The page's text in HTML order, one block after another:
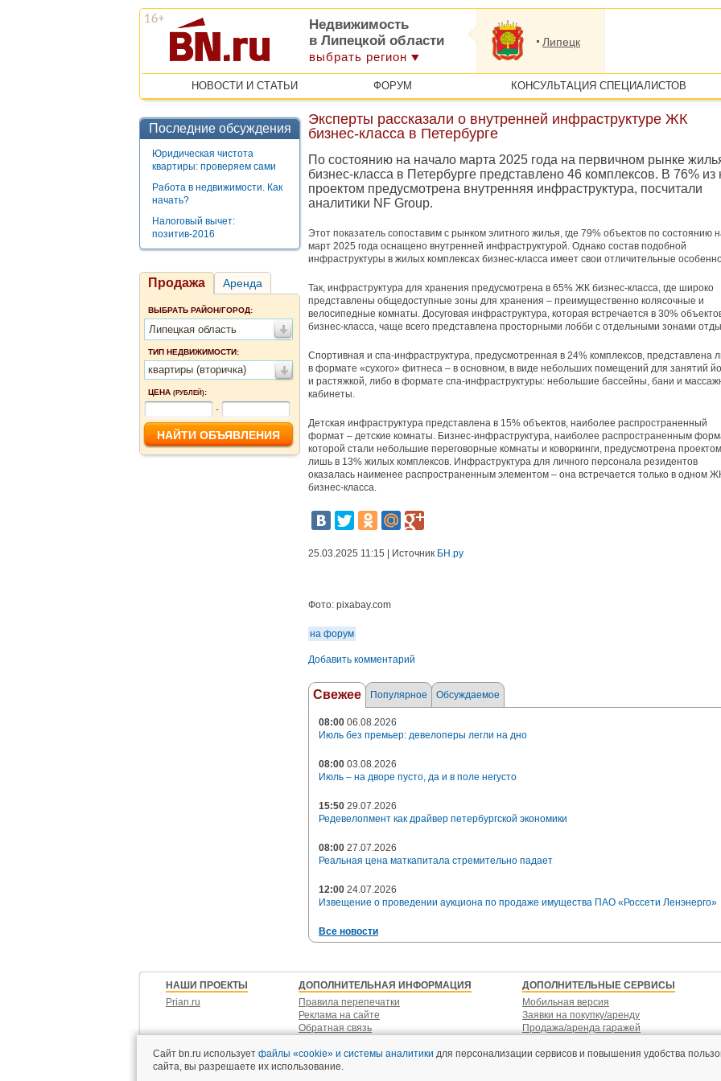
Недвижимость
в Липецкой области
выбрать регион
Липецк
НОВОСТИ И СТАТЬИ ФОРУМ КОНСУЛЬТАЦИЯ СПЕЦИАЛИСТОВ
Последние обсуждения
Юридическая чистота
квартиры: проверяем сами
Работа в недвижимости. Как
начать?
Налоговый вычет:
позитив-2016
Продажа Аренда
ВЫБРАТЬ РАЙОН/ГОРОД:
Липецкая область
ТИП НЕДВИЖИМОСТИ:
квартиры (вторичка)
ЦЕНА (РУБЛЕЙ):
-
Эксперты рассказали о внутренней инфраструктуре ЖК
бизнес-класса в Петербурге
По состоянию на начало марта 2025 года на первичном рынке
бизнес-класса в Петербурге представлено 46 комплексов. В 76% из
проектом предусмотрена внутренняя инфраструктура, посчитали
аналитики NF Group.
Этот показатель сопоставим с рынком элитного жилья, где 79% объектов по состоянию
март 2025 года оснащено внутренней инфраструктурой. Однако состав подобной
инфраструктуры в жилых комплексах бизнес-класса имеет свои отличительные
Так, инфраструктура для хранения предусмотрена в 65% ЖК бизнес-класса, где широко
представлены общедоступные зоны для хранения – преимущественно колясочные и
велосипедные комнаты. Досуговая инфраструктура, которая встречается в 30%
бизнес-класса, чаще всего представлена просторными лобби с отдельными зонами
Спортивная и спа-инфраструктура, предусмотренная в 24% комплексов, представлена
в формате «сухого» фитнеса – в основном, в виде небольших помещений для занятий
и растяжкой, либо в формате спа-инфраструктуры: небольшие бассейны, бани и
кабинеты.
Детская инфраструктура представлена в 15% объектов, наиболее распространенный
формат – детские комнаты. Бизнес-инфраструктура, наиболее распространенным
которой стали небольшие переговорные комнаты и коворкинги, предусмотрена проектом
лишь в 13% жилых комплексов. Инфраструктура для личного персонала резидентов
оказалась наименее распространенным элементом – она встречается только в одном
бизнес-класса.
25.03.2025 11:15 | Источник БН.ру
Фото: pixabay.com
на форум
Добавить комментарий
Свежее Популярное Обсуждаемое
08:00 06.08.2026
Июль без премьер: девелоперы легли на дно
08:00 03.08.2026
Июль – на дворе пусто, да и в поле негусто
15:50 29.07.2026
Редевелопмент как драйвер петербургской экономики
08:00 27.07.2026
Реальная цена маткапитала стремительно падает
12:00 24.07.2026
Извещение о проведении аукциона по продаже имущества ПАО «Россети Ленэнерго»
Все новости
НАШИ ПРОЕКТЫ
Prian.ru
ДОПОЛНИТЕЛЬНАЯ ИНФОРМАЦИЯ
Правила перепечатки
Реклама на сайте
Обратная связь
ДОПОЛНИТЕЛЬНЫЕ СЕРВИСЫ
Мобильная версия
Заявки на покупку/аренду
Продажа/аренда гаражей
С проектными декларациями можно
Сайт bn.ru использует файлы «cookie» и системы аналитики для персонализации сервисов и повышения удобства
сайта, вы разрешаете их использование.